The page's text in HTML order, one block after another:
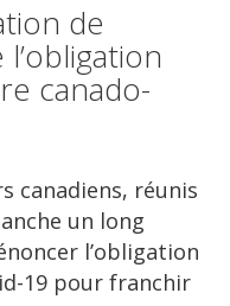
de
canado-
canadiens, réunis
un long
l’obligation
19 pour franchir